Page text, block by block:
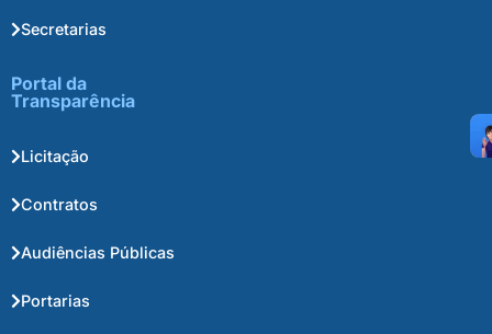
Secretarias
Portal da
Transparência
Licitação
Contratos
Audiências Públicas
Portarias